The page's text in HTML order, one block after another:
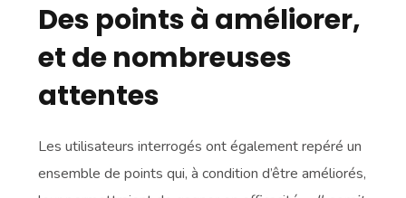
Des points à améliorer,
et de nombreuses
attentes
Les utilisateurs interrogés ont également repéré un
ensemble de points qui, à condition d’être améliorés,